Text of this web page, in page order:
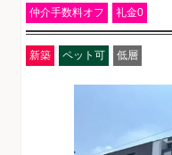
仲介手数料オフ 礼金0
新築 ペット可 低層